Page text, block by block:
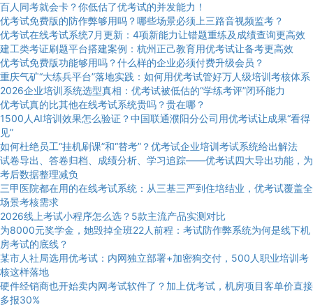
百人同考就会卡？你低估了优考试的并发能力！
优考试免费版的防作弊够用吗？哪些场景必须上三路音视频监考？
优考试在线考试系统7月更新：4项新能力让错题重练及成绩查询更高效
建工类考证刷题平台搭建案例：杭州正己教育用优考试让备考更高效
优考试免费版功能够用吗？什么样的企业必须付费升级会员？
重庆气矿“大练兵平台”落地实践：如何用优考试管好万人级培训考核体系
2026企业培训系统选型真相：优考试被低估的“学练考评”闭环能力
优考试真的比其他在线考试系统贵吗？贵在哪？
1500人AI培训效果怎么验证？中国联通濮阳分公司用优考试让成果“看得
见”
如何杜绝员工“挂机刷课”和“替考”？优考试企业培训考试系统给出解法
试卷导出、答卷归档、成绩分析、学习追踪——优考试四大导出功能，为
考后数据整理减负
三甲医院都在用的在线考试系统：从三基三严到住培结业，优考试覆盖全
场景考核需求
2026线上考试小程序怎么选？5款主流产品实测对比
为8000元奖学金，她毁掉全班22人前程：考试防作弊系统为何是线下机
房考试的底线？
某市人社局选用优考试：内网独立部署+加密狗交付，500人职业培训考
核这样落地
硬件经销商也开始卖内网考试软件了？加上优考试，机房项目客单价直接
多报30%